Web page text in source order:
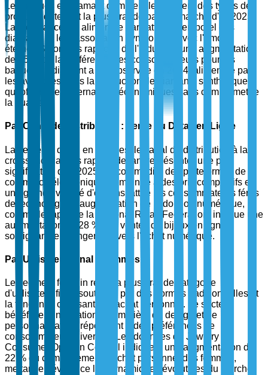
Les bagues en diamant dominent le segment des types de
produits, détenant la plus grande part de marché d'ici 2025.
La croissance est alimentée par l'attrait intemporel des
diamants et leur association symbolique avec l'amour
éternel. Selon des rapports de l'industrie, une augmentation
de 35 % de la préférence des consommateurs pour les
bagues en diamant a été observée en 2024, alimentée par
les avancées dans la production de diamants synthétiques,
qui offrent des alternatives économiques sans compromettre
la qualité.
Par Canal de Distribution : Vente au Détail en Ligne
La vente au détail en ligne est le canal de distribution à la
croissance la plus rapide, devant représenter une part
significative d'ici 2025. La commodité des plateformes de
commerce électronique, combinée à des prix compétitifs et
une grande variété d'options, attire les consommateurs férus
de technologie. L'augmentation de l'adoption numérique,
comme le rapporte la National Retail Federation, indique une
augmentation de 28 % des ventes de bijoux en ligne,
soulignant le changement vers l'achat numérique.
Par Utilisateur Final : Femmes
Le segment féminin reste la plus grande catégorie
d'utilisateur final, soutenue par des normes traditionnelles et
la tendance croissante à l'achat personnel. Le secteur
bénéficie d'innovations en matière de design et de
personnalisation, répondant à des préférences de
consommateurs diverses. Les données du Jewelry
Consumer Opinion Council indiquent une augmentation de
22 % du comportement d'achat personnel des femmes,
mettant en évidence les dynamiques évolutives du marché.